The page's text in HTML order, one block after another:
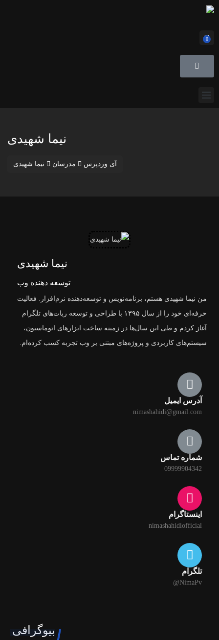
0
نیما شهیدی
آی وردپرس مدرسان نیما شهیدی
نیما شهیدی
توسعه دهنده وب
من نیما شهیدی هستم، برنامه‌نویس و توسعه‌دهنده نرم‌افزار. فعالیت
حرفه‌ای خود را از سال ۱۳۹۵ با طراحی و توسعه ربات‌های تلگرام
آغاز کردم و طی این سال‌ها در زمینه ساخت ابزارهای اتوماسیون،
سیستم‌های کاربردی و پروژه‌های مبتنی بر وب تجربه کسب کرده‌ام.
آدرس ایمیل
nimashahidi@gmail.com
شماره تماس
09999904342
اینستاگرام
nimashahidiofficial
تلگرام
NimaPv@
بیوگرافی